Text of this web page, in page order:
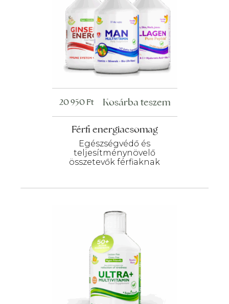
Férfi energiacsomag
Egészségvédő és
teljesítménynövelő
összetevők férfiaknak
20 950Ft Kosárba teszem